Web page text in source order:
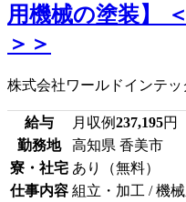
用機械の塗装】
＞＞
株式会社ワールドインテッ
給与 月収例237,195円
勤務地
高知県 香美市
寮・社宅 あり（無料）
仕事内容 組立・加工 / 機